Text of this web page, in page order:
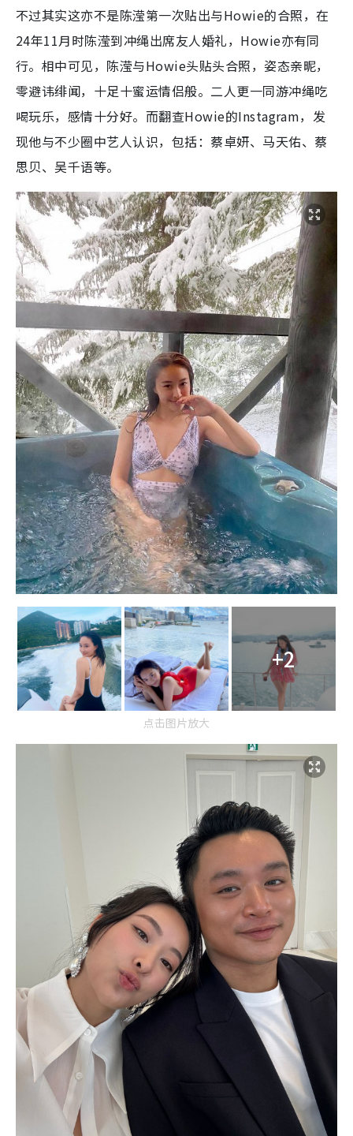
不过其实这亦不是陈滢第一次贴出与Howie的合照，在
24年11月时陈滢到冲绳出席友人婚礼，Howie亦有同
行。相中可见，陈滢与Howie头贴头合照，姿态亲昵，
零避讳绯闻，十足十蜜运情侣般。二人更一同游冲绳吃
喝玩乐，感情十分好。而翻查Howie的Instagram，发
现他与不少圈中艺人认识，包括：蔡卓妍、马天佑、蔡
思贝、吴千语等。
+2
点击图片放大